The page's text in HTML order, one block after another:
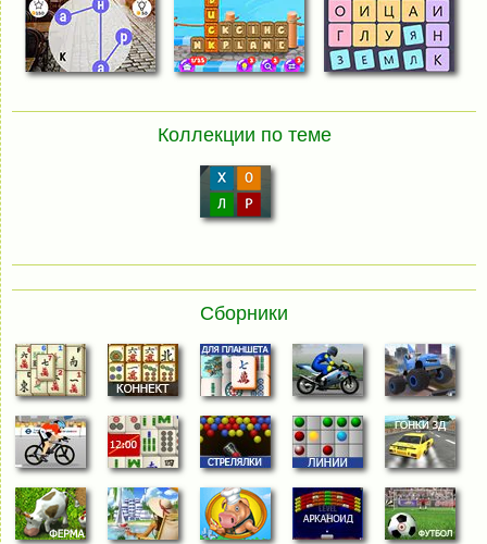
Коллекции по теме
Сборники